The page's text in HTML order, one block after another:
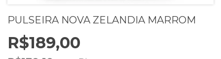
PULSEIRA NOVA ZELANDIA MARROM
R$189,00